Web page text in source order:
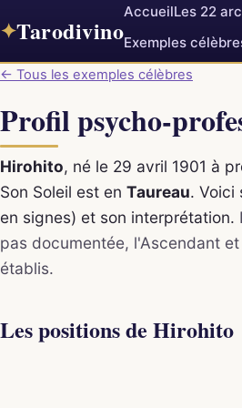
✦Tarodivino
AccueilLes 22
Exemples
← Tous les exemples célèbres
Profil psycho-
Hirohito, né le 29 avril 1901 à
Son Soleil est en Taureau. Voici
en signes) et son interprétation.
pas documentée, l'Ascendant
établis.
Les positions de Hirohito